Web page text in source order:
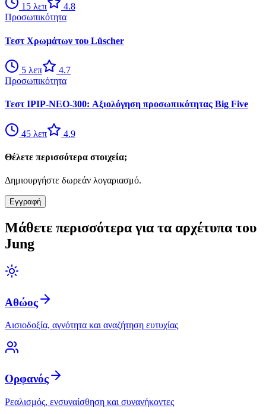
15 λεπ
4.8
Προσωπικότητα
Τεστ Χρωμάτων του Lüscher
5 λεπ
4.7
Προσωπικότητα
Τεστ IPIP-NEO-300: Αξιολόγηση προσωπικότητας Big Five
45 λεπ 4.9
Θέλετε περισσότερα στοιχεία;
Δημιουργήστε δωρεάν λογαριασμό.
Εγγραφή
Μάθετε περισσότερα για τα αρχέτυπα του
Jung
Αθώος
Αισιοδοξία, αγνότητα και αναζήτηση ευτυχίας
Ορφανός
Ρεαλισμός, ενσυναίσθηση και συνανήκοντες